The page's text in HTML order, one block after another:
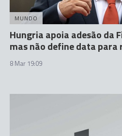
MUNDO
Hungria apoia adesão da
mas não define data
8 Mar 19:09